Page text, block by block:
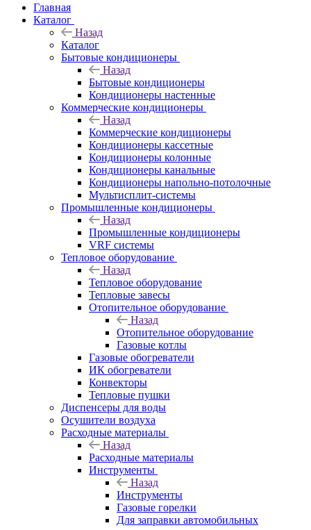
Главная
Каталог
Назад
Каталог
Бытовые кондиционеры
Назад
Бытовые кондиционеры
Кондиционеры настенные
Коммерческие кондиционеры
Назад
Коммерческие кондиционеры
Кондиционеры кассетные
Кондиционеры колонные
Кондиционеры канальные
Кондиционеры напольно-потолочные
Мультисплит-системы
Промышленные кондиционеры
Назад
Промышленные кондиционеры
VRF системы
Тепловое оборудование
Назад
Тепловое оборудование
Тепловые завесы
Отопительное оборудование
Назад
Отопительное оборудование
Газовые котлы
Газовые обогреватели
ИК обогреватели
Конвекторы
Тепловые пушки
Диспенсеры для воды
Осушители воздуха
Расходные материалы
Назад
Расходные материалы
Инструменты
Назад
Инструменты
Газовые горелки
Для заправки автомобильных